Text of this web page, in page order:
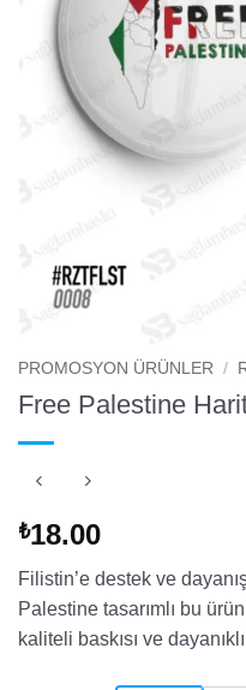
PROMOSYON ÜRÜNLER /
Free Palestine
₺18.00
Filistin’e destek ve
Palestine tasarımlı bu
kaliteli baskısı ve